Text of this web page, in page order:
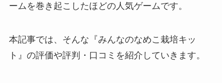
ームを巻き起こしたほどの人気ゲームです。
本記事では、そんな『みんなのなめこ栽培キッ
ト』の評価や評判・口コミを紹介していきます。